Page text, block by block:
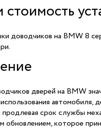
стоимость
доводчиков на BMW 8
дверей на BMW
автомобиля,
срок службы
обновлением, которое